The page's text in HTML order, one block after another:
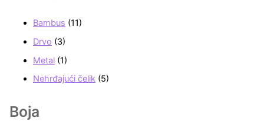
Bambus (11)
Drvo (3)
Metal (1)
Nehrđajući čelik (5)
Boja